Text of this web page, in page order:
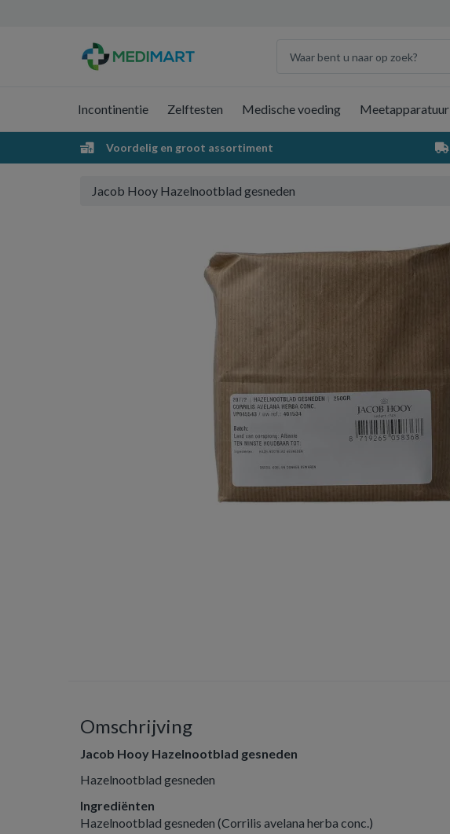
Incontinentie Zelftesten Medische voeding Meetapparatuur
Voordelig en groot assortiment
Jacob Hooy Hazelnootblad gesneden
Omschrijving
Jacob Hooy Hazelnootblad gesneden
Hazelnootblad gesneden
Ingrediënten
Hazelnootblad gesneden (Corrilis avelana herba conc.)